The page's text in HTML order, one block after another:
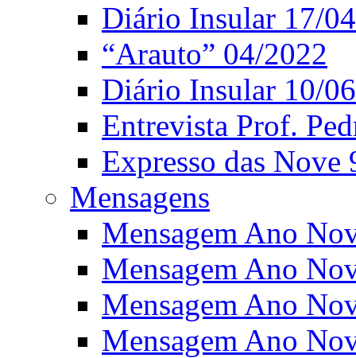
Diário Insular 17/
“Arauto” 04/2022
Diário Insular 10/
Entrevista Prof.
Expresso das Nove
Mensagens
Mensagem Ano
Mensagem Ano
Mensagem Ano
Mensagem Ano